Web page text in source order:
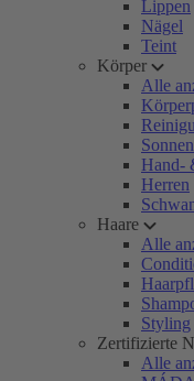
Lippen
Nägel
Teint
Körper
Alle
Hand-
Herren
Haare
Alle
Styling
Zertifizierte
Alle